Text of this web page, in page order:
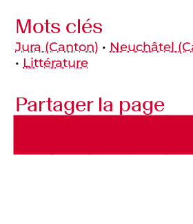
Mots clés
Jura (canton) • Neuchâtel
• Littérature
Partager la page